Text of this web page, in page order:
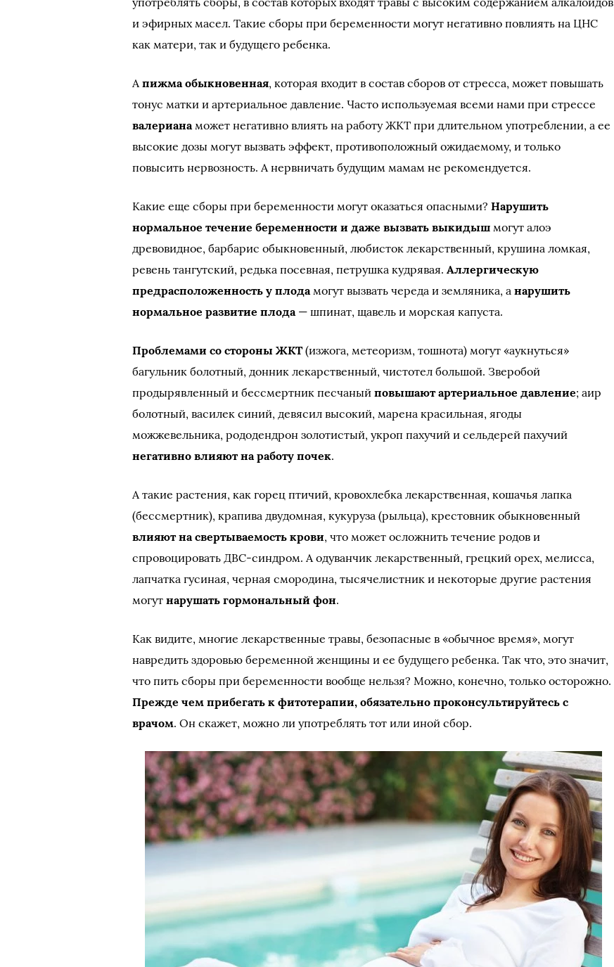
и эфирных масел. Такие сборы при беременности могут негативно повлиять на ЦНС
как матери, так и будущего ребенка.
Апижма обыкновенная, которая входит в состав сборов от стресса, может повышать
тонус матки и артериальное давление. Часто используемая всеми нами при стрессе
валерианаможет негативно влиять на работу ЖКТ при длительном употреблении, а ее
высокие дозы могут вызвать эффект, противоположный ожидаемому, и только
повысить нервозность. А нервничать будущим мамам не рекомендуется.
Какие еще сборы при беременности могут оказаться опасными?Нарушить
нормальное течение беременности и даже вызвать выкидыш могут алоэ
древовидное, барбарис обыкновенный, любисток лекарственный, крушина ломкая,
ревень тангутский, редька посевная, петрушка кудрявая.Аллергическую
предрасположенность у плодамогут вызвать череда и земляника, анарушить
нормальное развитие плода— шпинат, щавель и морская капуста.
Проблемами со стороны ЖКТ(изжога, метеоризм, тошнота) могут «аукнуться»
багульник болотный, донник лекарственный, чистотел большой. Зверобой
продырявленный и бессмертник песчаныйповышают артериальное давление; аир
болотный, василек синий, девясил высокий, марена красильная, ягоды
можжевельника, рододендрон золотистый, укроп пахучий и сельдерей пахучий
негативно влияют на работу почек.
А такие растения, как горец птичий, кровохлебка лекарственная, кошачья лапка
(бессмертник), крапива двудомная, кукуруза (рыльца), крестовник обыкновенный
влияют на свертываемость крови, что может осложнить течение родов и
спровоцировать ДВС-синдром. А одуванчик лекарственный, грецкий орех, мелисса,
лапчатка гусиная, черная смородина, тысячелистник и некоторые другие растения
могутнарушать гормональный фон.
Как видите, многие лекарственные травы, безопасные в «обычное время», могут
навредить здоровью беременной женщины и ее будущего ребенка. Так что, это значит,
что пить сборы при беременности вообще нельзя? Можно, конечно, только осторожно.
Прежде чем прибегать к фитотерапии, обязательно проконсультируйтесь с
врачом. Он скажет, можно ли употреблять тот или иной сбор.